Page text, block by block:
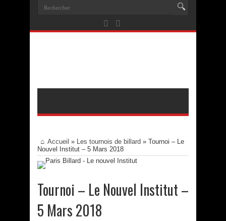
Accueil » Les tournois de billard » Tournoi – Le
Nouvel Institut – 5 Mars 2018
Tournoi – Le Nouvel Institut –
5 Mars 2018